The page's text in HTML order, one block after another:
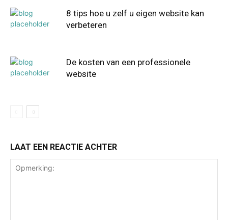
8 tips hoe u zelf u eigen website kan
verbeteren
De kosten van een professionele
website
LAAT EEN REACTIE ACHTER